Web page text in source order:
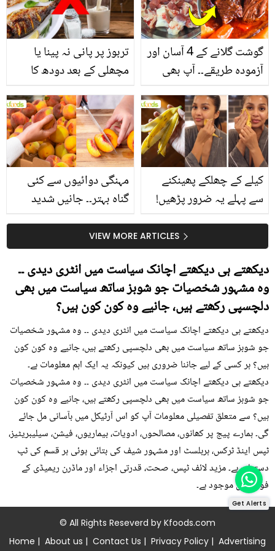
تربوز پر پانی نہ پینا یا
مچھلی کے بعد دودھ کا
سے متعلق غلط فہمیوں کی
حقیقت کیا ہے اور افواہ
کیا؟
گوشت گلانے کے 4 آسان اور
آزمودہ طریقے۔۔ آپ بھی
بتائے راز
مہنگی دوائیوں سے کئی
گناہ بہتر۔۔ جانیں شدید
کیوں کھانا چاہیے؟
کیلے کے چھلکے پھینکنے
سے پہلے یہ ضرور پڑھیں!
سستا اور قدرتی حلVIEW MORE ARTICLES
دیکھتے ہی دیکھتے اچانک سیاست میں انٹری دیدی ۔۔
وہ مشہور شخصیات جو شوبز ساتھ سیاست میں بھی
دلچسپی رکھتے ہیں، جانیے وہ کون کون ہیں؟
دیکھتے ہی دیکھتے اچانک سیاست میں انٹری دیدی ۔۔ وہ مشہور شخصیات
جو شوبز ساتھ سیاست میں بھی دلچسپی رکھتے ہیں، جانیے وہ کون کون
ہیں؟ ہر کسی کے لیے جاننا ضروری ہیں کیونکہ یہ ایک اہم معلومات ہے۔
دیکھتے ہی دیکھتے اچانک سیاست میں انٹری دیدی ۔۔ وہ مشہور شخصیات
جو شوبز ساتھ سیاست میں بھی دلچسپی رکھتے ہیں، جانیے وہ کون کون
ہیں؟ سے متعلق تفصیلی معلومات آپ کو اس آرٹیکل میں بآسانی مل جائے
گی۔ ہمارے پیج پر کھانوں، مصالحوں، ادویات، بیماریوں، فیشن، سیلیبریٹیز،
ٹپس اینڈ ٹرکس، ہربلسٹ اور مشہور شیف کی بتائی ہوئی ہر قسم کی ٹپ
دستیاب ہے۔ مزید لائف ٹپس، صحت، قدرتی اجزاء اور ماڈرن ریمیڈی کے
فوڈز میں موجود ہے۔
© All Rights Reseverd by Kfoods.com
Home | About us | Contact Us | Privacy Policy | Advertising
Get Alerts